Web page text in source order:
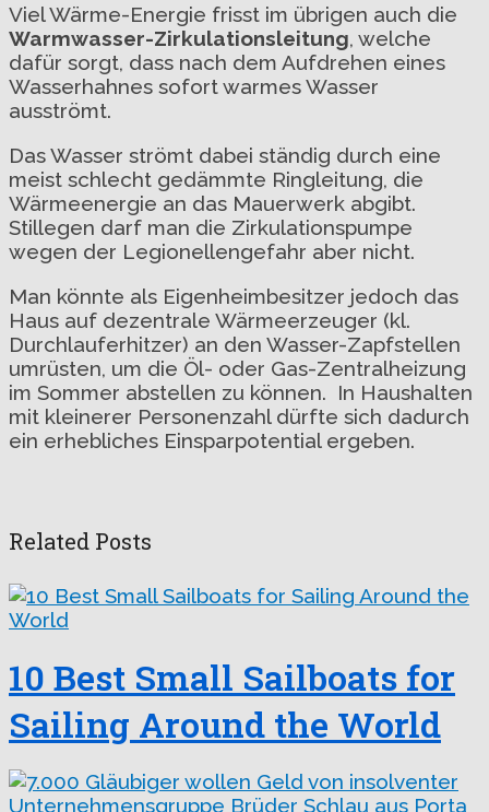
Viel Wärme-Energie frisst im übrigen auch die
Warmwasser-Zirkulationsleitung, welche
dafür sorgt, dass nach dem Aufdrehen eines
Wasserhahnes sofort warmes Wasser
ausströmt.
Das Wasser strömt dabei ständig durch eine
meist schlecht gedämmte Ringleitung, die
Wärmeenergie an das Mauerwerk abgibt.
Stillegen darf man die Zirkulationspumpe
wegen der Legionellengefahr aber nicht.
Man könnte als Eigenheimbesitzer jedoch das
Haus auf dezentrale Wärmeerzeuger (kl.
Durchlauferhitzer) an den Wasser-Zapfstellen
umrüsten, um die Öl- oder Gas-Zentralheizung
im Sommer abstellen zu können. In Haushalten
mit kleinerer Personenzahl dürfte sich dadurch
ein erhebliches Einsparpotential ergeben.
Related Posts
10 Best Small Sailboats for
Sailing Around the World